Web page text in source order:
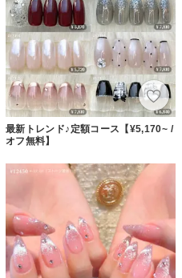
最新トレンド♪定額コース【¥5,170~ /
オフ無料】